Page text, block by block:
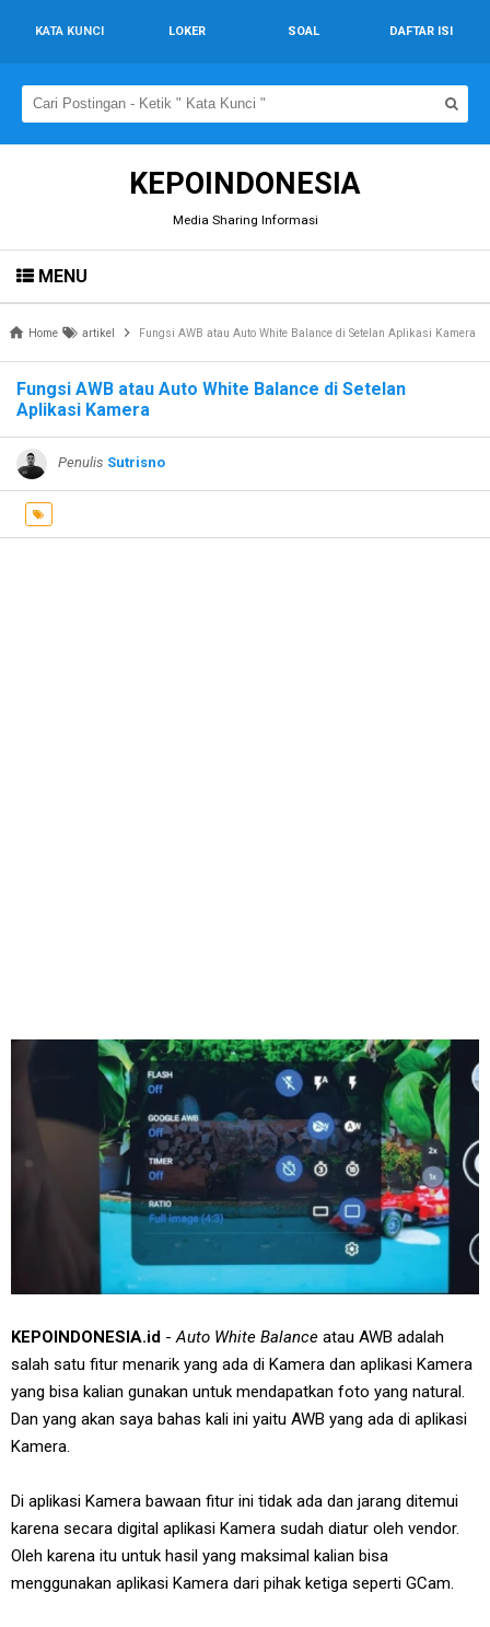
KATA KUNCI LOKER SOAL DAFTAR ISI
KEPOINDONESIA
Media Sharing Informasi
MENU
Home artikel Fungsi AWB atau Auto White Balance di Setelan Aplikasi Kamera
Fungsi AWB atau Auto White Balance di Setelan
Aplikasi Kamera
Penulis Sutrisno
KEPOINDONESIA.id - Auto White Balance atau AWB adalah
salah satu fitur menarik yang ada di Kamera dan aplikasi Kamera
yang bisa kalian gunakan untuk mendapatkan foto yang natural.
Dan yang akan saya bahas kali ini yaitu AWB yang ada di aplikasi
Kamera.
Di aplikasi Kamera bawaan fitur ini tidak ada dan jarang ditemui
karena secara digital aplikasi Kamera sudah diatur oleh vendor.
Oleh karena itu untuk hasil yang maksimal kalian bisa
menggunakan aplikasi Kamera dari pihak ketiga seperti GCam.